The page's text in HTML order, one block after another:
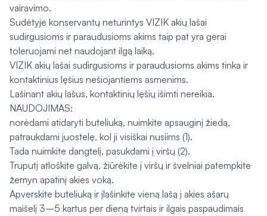
vairavimo.
Sudėtyje konservantų neturintys VIZIK akių lašai
sudirgusioms ir paraudusioms akims taip pat yra gerai
toleruojami net naudojant ilgą laiką.
VIZIK akių lašai sudirgusioms ir paraudusioms akims tinka ir
kontaktinius lęšius nešiojantiems asmenims.
Lašinant akių lašus, kontaktinių lęšių išimti nereikia.
NAUDOJIMAS:
norėdami atidaryti buteliuką, nuimkite apsauginį žiedą,
patraukdami juostelę, kol ji visiškai nusiims (1).
Tada nuimkite dangtelį, pasukdami į viršų (2).
Truputį atloškite galvą, žiūrėkite į viršų ir švelniai patempkite
žemyn apatinį akies voką.
Apverskite buteliuką ir įlašinkite vieną lašą į akies ašarų
maišelį 3–5 kartus per dieną tvirtais ir ilgais paspaudimais